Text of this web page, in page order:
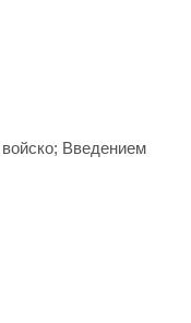
Введением